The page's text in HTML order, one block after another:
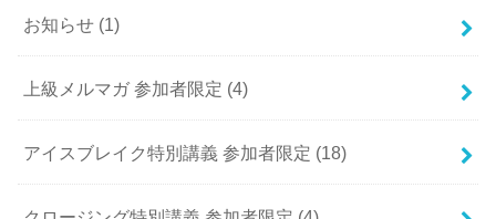
お知らせ (1)
上級メルマガ 参加者限定 (4)
アイスブレイク特別講義 参加者限定 (18)